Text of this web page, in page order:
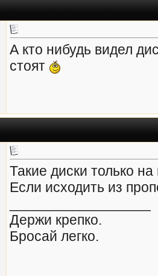
А кто нибудь видел
стоят
Такие диски только
Если исходить из
Держи крепко.
Бросай легко.